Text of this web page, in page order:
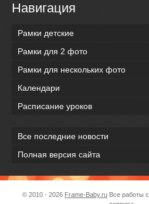
Навигация
Рамки детские
Рамки для 2 фото
Рамки для нескольких фото
Календари
Расписание уроков
Все последние новости
Полная версия сайта
© 2010 - 2026 Frame-Baby.ru Все работы